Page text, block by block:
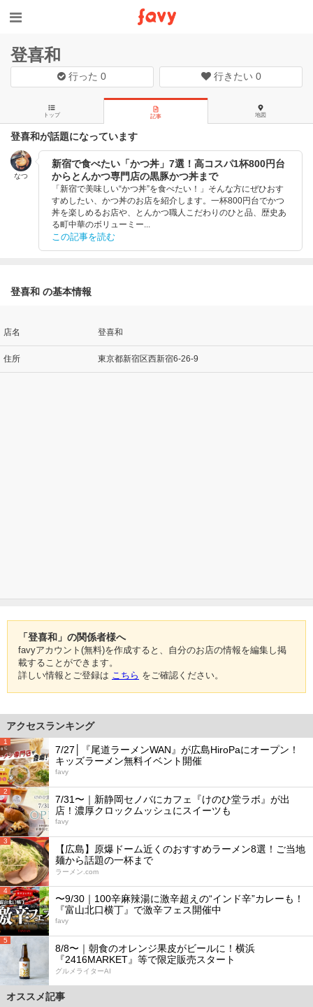
登喜和
行った0 行きたい 0
トップ 記事 地図
登喜和が話題になっています
なつ
新宿で食べたい「かつ丼」7選！高コスパ1杯800円台
からとんかつ専門店の黒豚かつ丼まで
「新宿で美味しい“かつ丼”を食べたい！」そんな方にぜひおす
すめしたい、かつ丼のお店を紹介します。一杯800円台でかつ
丼を楽しめるお店や、とんかつ職人こだわりのひと品、歴史あ
る町中華のボリューミー...
この記事を読む
登喜和 の基本情報
店名 登喜和
住所 東京都新宿区西新宿6-26-9
「登喜和」の関係者様へ
favyアカウント(無料)を作成すると、自分のお店の情報を編集し掲
載することができます。
詳しい情報とご登録は こちら をご確認ください。
アクセスランキング
1
7/27│『尾道ラーメンWAN』が広島HiroPaにオープン！
キッズラーメン無料イベント開催
favy
2
7/31〜｜新静岡セノバにカフェ『けのひ堂ラボ』が出
店！濃厚クロックムッシュにスイーツも
favy
3
【広島】原爆ドーム近くのおすすめラーメン8選！ご当地
麺から話題の一杯まで
ラーメン.com
4
〜9/30｜100辛麻辣湯に激辛超えの“インド辛”カレーも！
『富山北口横丁』で激辛フェス開催中
favy
5
8/8〜｜朝食のオレンジ果皮がビールに！横浜
『2416MARKET』等で限定販売スタート
グルメライターAI
オススメ記事